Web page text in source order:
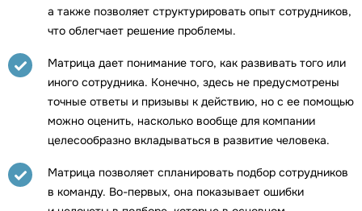
а также позволяет структурировать опыт сотрудников,
что облегчает решение проблемы.
Матрица дает понимание того, как развивать того или
иного сотрудника. Конечно, здесь не предусмотрены
точные ответы и призывы к действию, но с ее помощью
можно оценить, насколько вообще для компании
целесообразно вкладываться в развитие человека.
Матрица позволяет спланировать подбор сотрудников
в команду. Во-первых, она показывает ошибки